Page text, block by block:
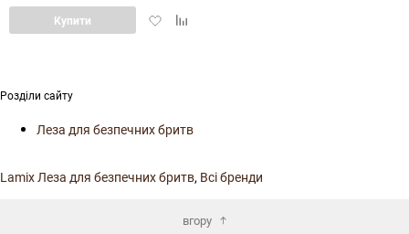
ДодатиДодати
Купити
Розділи сайту
Леза для безпечних бритв
Lamix Леза для безпечних бритв, Всі бренди
вгору